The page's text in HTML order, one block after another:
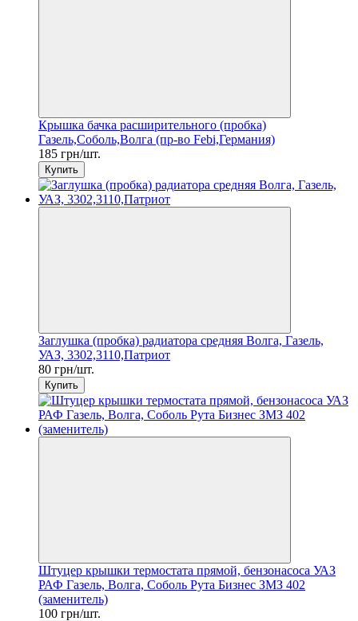
Крышка бачка расширительного (пробка)
Газель,Соболь,Волга (пр-во Febi,Германия)
185 грн/шт.
Купить
Заглушка (пробка) радиатора средняя Волга, Газель,
УАЗ, 3302,3110,Патриот
80 грн/шт.
Купить
Штуцер крышки термостата прямой, бензонасоса УАЗ
РАФ Газель, Волга, Соболь Рута Бизнес ЗМЗ 402
(заменитель)
100 грн/шт.